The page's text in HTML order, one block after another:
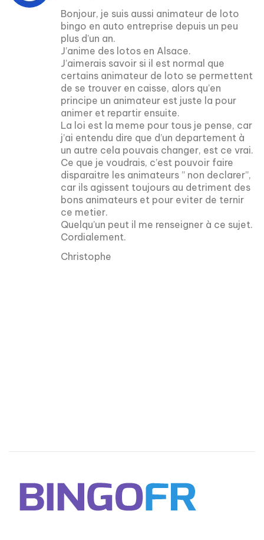
Bonjour, je suis aussi animateur de loto
bingo en auto entreprise depuis un peu
plus d’un an.
J’anime des lotos en Alsace.
J’aimerais savoir si il est normal que
certains animateur de loto se permettent
de se trouver en caisse, alors qu’en
principe un animateur est juste la pour
animer et repartir ensuite.
La loi est la meme pour tous je pense, car
j’ai entendu dire que d’un departement à
un autre cela pouvais changer, est ce vrai.
Ce que je voudrais, c’est pouvoir faire
disparaitre les animateurs ” non declarer”,
car ils agissent toujours au detriment des
bons animateurs et pour eviter de ternir
ce metier.
Quelqu’un peut il me renseigner à ce sujet.
Cordialement.
Christophe